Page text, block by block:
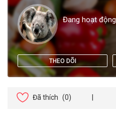
Đang hoạt động
THEO DÕI
Đã thích (0)